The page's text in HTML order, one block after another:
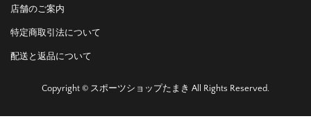
店舗のご案内
特定商取引法について
配送と返品について
Copyright © スポーツショップたまき All Rights Reserved.